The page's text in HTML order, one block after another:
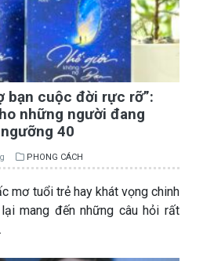
bạn cuộc đời rực rỡ”:
những người đang
40
PHONG CÁCH
mơ tuổi trẻ hay khát vọng chinh
mang đến những câu hỏi rất